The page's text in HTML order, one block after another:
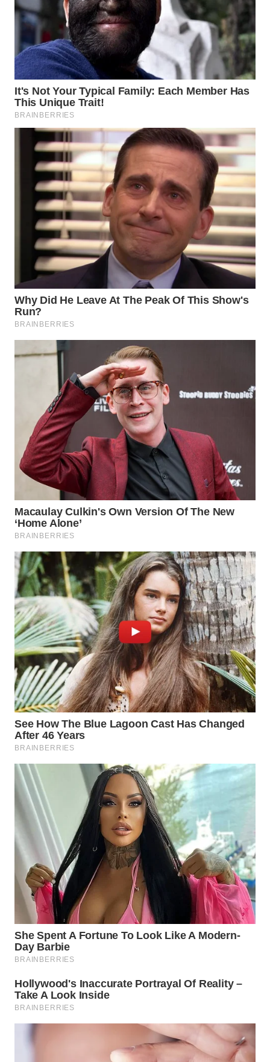
TENGAH
WN DELI
SERDANG
WN
TEBING
TINGGI
WN
PAKPAK
WN
KARAWANG
WN
BEKASI
WN
BOGOR
WN
TAPANULI
WN
SAMOSIR
WN
PADANG
LAWAS
WN
SUMEDANG
WN
CIANJUR
WN
KEPULAUAN
SERIBU
WN
TANGERANG
WN
BINJAI
CIREBON
WN
INDRAMAYU
WN
KUNINGAN
WN
MAJALENGKA
WN
SUBANG
WN
SUKABUMI
WN